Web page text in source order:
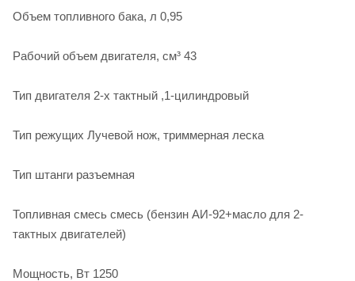
Объем топливного бака, л 0,95
Рабочий объем двигателя, см³ 43
Тип двигателя 2-х тактный ,1-цилиндровый
Тип режущих Лучевой нож, триммерная леска
Тип штанги разъемная
Топливная смесь смесь (бензин АИ-92+масло для 2-
тактных двигателей)
Мощность, Вт 1250